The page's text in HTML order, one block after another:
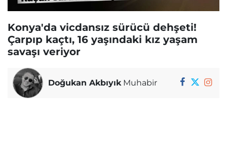
Konya'da vicdansız sürücü dehşeti!
Çarpıp kaçtı, 16 yaşındaki kız yaşam
savaşı veriyor
Doğukan AkbıyıkMuhabir